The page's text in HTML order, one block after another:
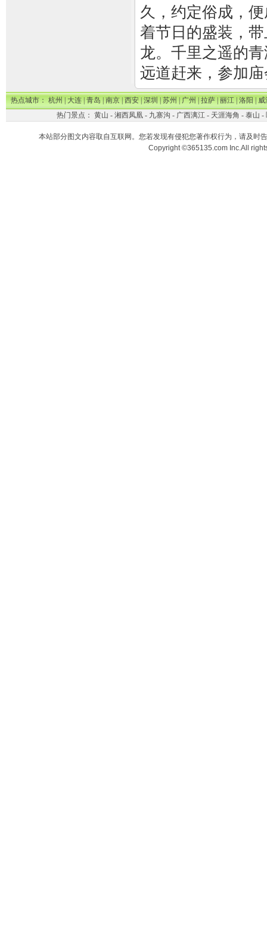
久，约定俗成，
着节日的盛装，
龙。千里之遥的
远道赶来，参加
热点城市：杭州|大连|青岛|南京|西安|深圳|苏州|广州|拉萨|丽江|洛阳|威
热门景点： 黄山 - 湘西凤凰- 九寨沟 - 广西漓江- 天涯海角 - 泰山 -
本站部分图文内容取自互联网。您若发现有侵犯您著作权行为，请及时
Copyright ©365135.com Inc.All